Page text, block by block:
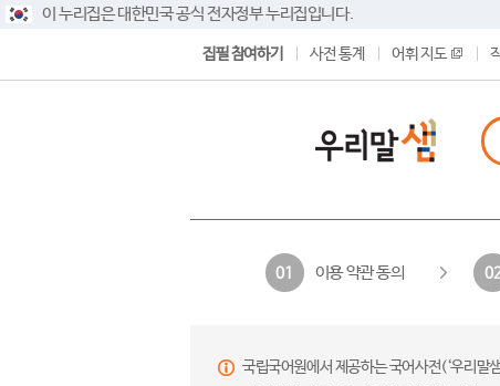
이 누리집은 대한민국 공식 전자정부 누리집입니다.
집필 참여하기 사전 통계 어휘 지도
01 이용 약관 동의
국립국어원에서 제공하는 국어사전(‘우리말